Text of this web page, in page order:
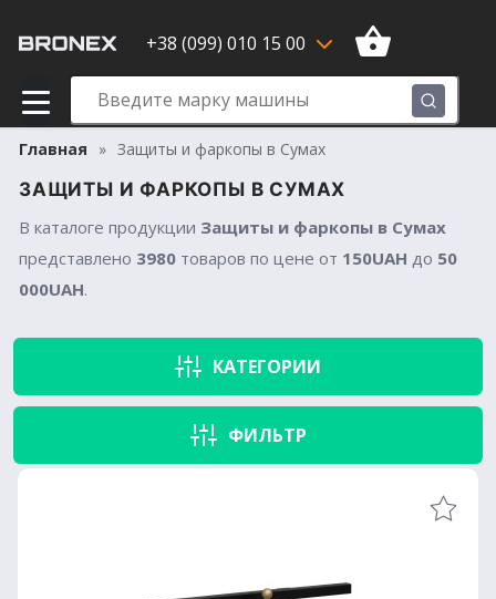
+38 (099) 010 15 00
Главная Защиты и фаркопы в Сумах
ЗАЩИТЫ И ФАРКОПЫ В СУМАХ
В каталоге продукции Защиты и фаркопы в Сумах
представлено 3980 товаров по цене от 150UAH до 50
000UAH.
КАТЕГОРИИ
ФИЛЬТР